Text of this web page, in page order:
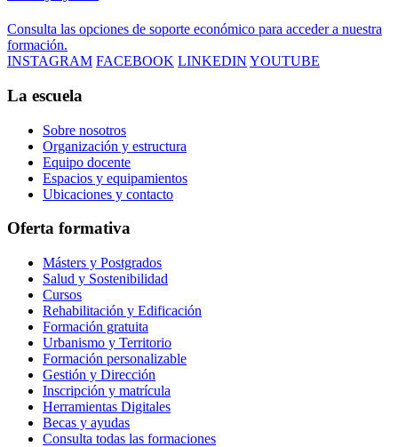
Consulta las opciones de soporte económico para acceder a nuestra
formación.
INSTAGRAM FACEBOOK LINKEDIN YOUTUBE
La escuela
Sobre nosotros
Organización y estructura
Equipo docente
Espacios y equipamientos
Ubicaciones y contacto
Oferta formativa
Másters y Postgrados
Salud y Sostenibilidad
Cursos
Rehabilitación y Edificación
Formación gratuita
Urbanismo y Territorio
Formación personalizable
Gestión y Dirección
Inscripción y matrícula
Herramientas Digitales
Becas y ayudas
Consulta todas las formaciones